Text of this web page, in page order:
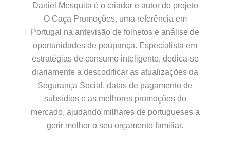
Daniel Mesquita é o criador e autor do projeto
O Caça Promoções, uma referência em
Portugal na antevisão de folhetos e análise de
oportunidades de poupança. Especialista em
estratégias de consumo inteligente, dedica-se
diariamente a descodificar as atualizações da
Segurança Social, datas de pagamento de
subsídios e as melhores promoções do
mercado, ajudando milhares de portugueses a
gerir melhor o seu orçamento familiar.